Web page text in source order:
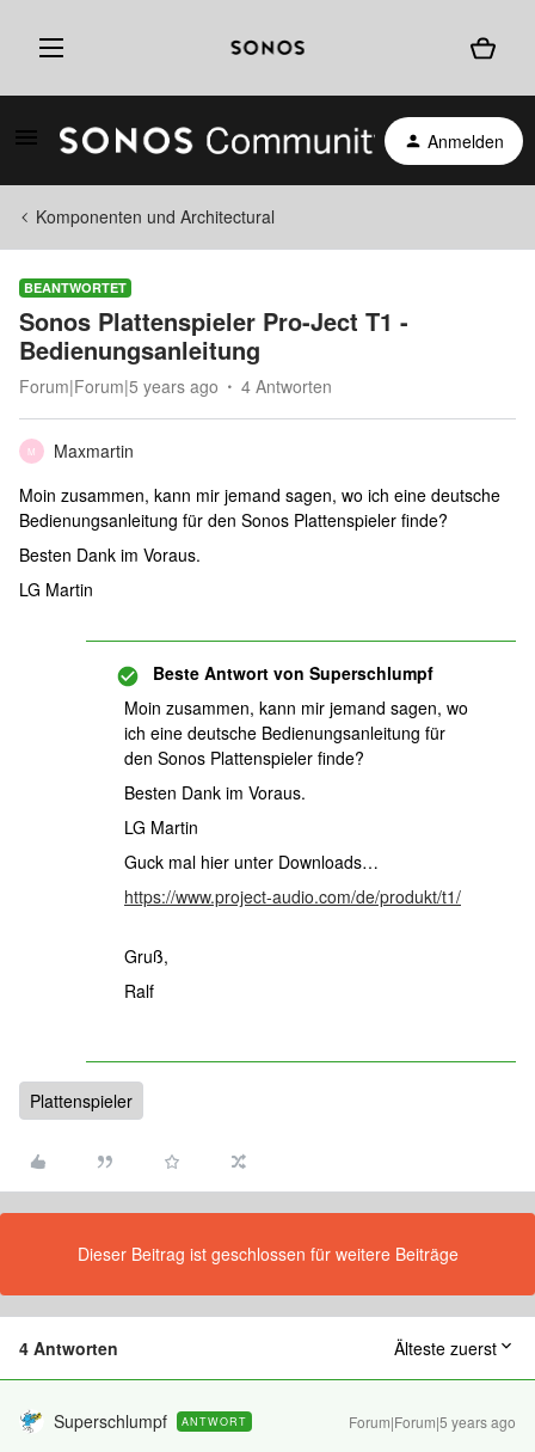
Anmelden
Komponenten und Architectural
BEANTWORTET
Sonos Plattenspieler Pro-Ject T1 -
Bedienungsanleitung
Forum|Forum|5 years ago 4 Antworten
M
Maxmartin
Moin zusammen, kann mir jemand sagen, wo ich eine deutsche
Bedienungsanleitung für den Sonos Plattenspieler finde?
Besten Dank im Voraus.
LG Martin
Beste Antwort von Superschlumpf
Moin zusammen, kann mir jemand sagen, wo
ich eine deutsche Bedienungsanleitung für
den Sonos Plattenspieler finde?
Besten Dank im Voraus.
LG Martin
Guck mal hier unter Downloads…
https://www.project-audio.com/de/produkt/t1/
Gruß,
Ralf
Plattenspieler
Dieser Beitrag ist geschlossen für weitere Beiträge
4 Antworten Älteste zuerst
Superschlumpf ANTWORT Forum|Forum|5 years ago